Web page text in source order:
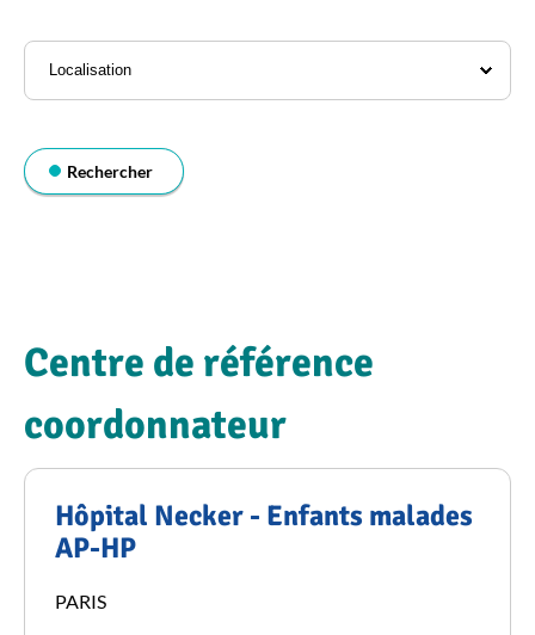
l'annuaire
Localisation
Rechercher
Centre de référence
coordonnateur
Hôpital Necker - Enfants malades
AP-HP
PARIS